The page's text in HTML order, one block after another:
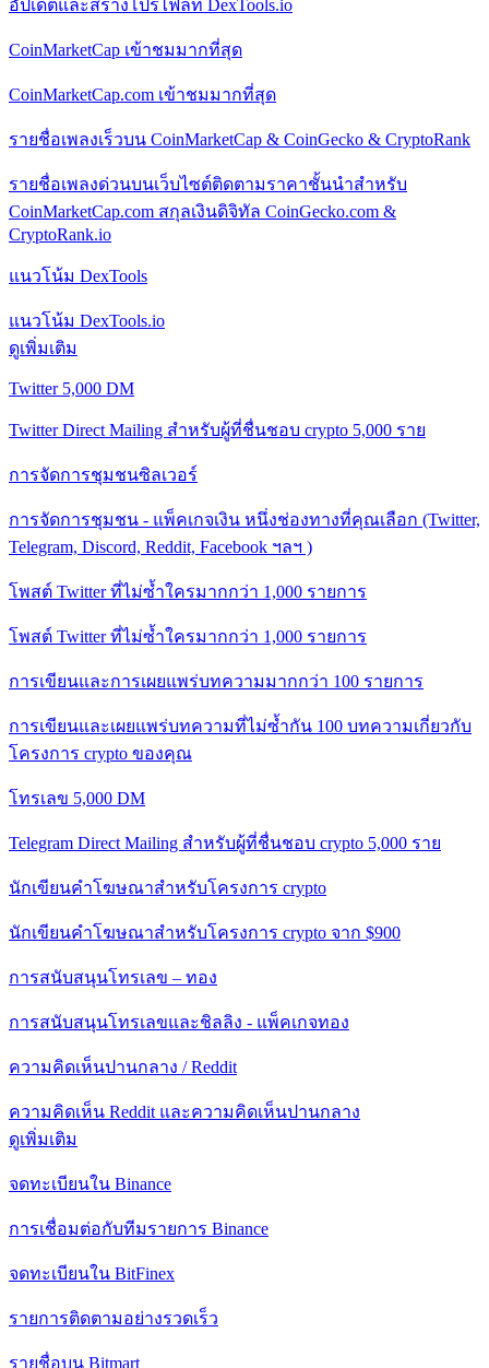
อัปเดตและสร้างโปรไฟล์ที่ DexTools.io
CoinMarketCap เข้าชมมากที่สุด
CoinMarketCap.com เข้าชมมากที่สุด
รายชื่อเพลงเร็วบน CoinMarketCap & CoinGecko & CryptoRank
รายชื่อเพลงด่วนบนเว็บไซต์ติดตามราคาชั้นนําสําหรับ
CoinMarketCap.com สกุลเงินดิจิทัล CoinGecko.com &
CryptoRank.io
แนวโน้ม DexTools
แนวโน้ม DexTools.io
ดูเพิ่มเติม
Twitter 5,000 DM
Twitter Direct Mailing สำหรับผู้ที่ชื่นชอบ crypto 5,000 ราย
การจัดการชุมชนซิลเวอร์
การจัดการชุมชน - แพ็คเกจเงิน หนึ่งช่องทางที่คุณเลือก (Twitter,
Telegram, Discord, Reddit, Facebook ฯลฯ )
โพสต์ Twitter ที่ไม่ซ้ำใครมากกว่า 1,000 รายการ
โพสต์ Twitter ที่ไม่ซ้ำใครมากกว่า 1,000 รายการ
การเขียนและการเผยแพร่บทความมากกว่า 100 รายการ
การเขียนและเผยแพร่บทความที่ไม่ซ้ำกัน 100 บทความเกี่ยวกับ
โครงการ crypto ของคุณ
โทรเลข 5,000 DM
Telegram Direct Mailing สำหรับผู้ที่ชื่นชอบ crypto 5,000 ราย
นักเขียนคำโฆษณาสำหรับโครงการ crypto
นักเขียนคำโฆษณาสำหรับโครงการ crypto จาก $900
การสนับสนุนโทรเลข – ทอง
การสนับสนุนโทรเลขและชิลลิง - แพ็คเกจทอง
ความคิดเห็นปานกลาง / Reddit
ความคิดเห็น Reddit และความคิดเห็นปานกลาง
ดูเพิ่มเติม
จดทะเบียนใน Binance
การเชื่อมต่อกับทีมรายการ Binance
จดทะเบียนใน BitFinex
รายการติดตามอย่างรวดเร็ว
รายชื่อบน Bitmart